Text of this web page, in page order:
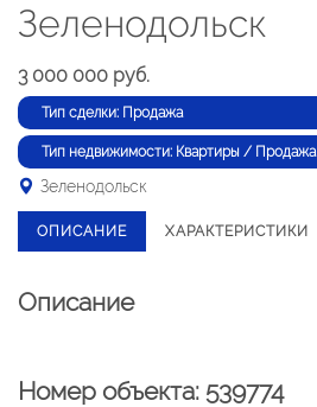
Зеленодольск
3 000 000 руб.
Тип сделки: Продажа
Тип недвижимости: Квартиры / Продажа
Зеленодольск
ОПИСАНИЕ ХАРАКТЕРИСТИКИ
Описание
Номер объекта: 539774